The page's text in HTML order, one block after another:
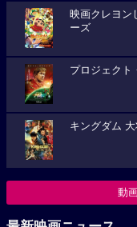
映画クレヨン
ーズ
プロジェクト
キングダム
動